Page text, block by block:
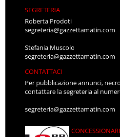
SEGRETERIA
Roberta Prodoti
segreteria@gazzettamatin.com
Stefania Muscolo
segreteria@gazzettamatin.com
CONTATTACI
Per pubblicazione annunci,
contattare la segreteria al
segreteria@gazzettamatin.com